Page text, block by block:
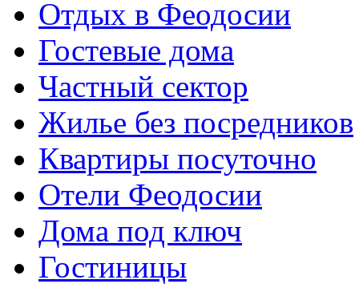
Отдых в Феодосии
Гостевые дома
Частный сектор
Жилье без посредников
Квартиры посуточно
Отели Феодосии
Дома под ключ
Гостиницы